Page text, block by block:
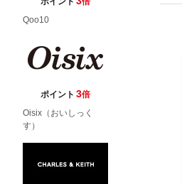
Qoo10
ポイント 3倍
Oisix（おいしっく
す）